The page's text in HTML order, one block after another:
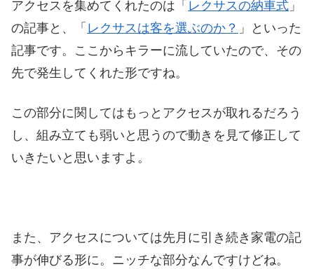
アクセスを集めてくれたのは「レクサスの納車式 」
の記事と、「レクサスは客を選ぶのか？ 」といった
記事です。ここからキラーに流していたので、その
先で発生してくれた形ですね。
この部分に関してはもっとアクセスが取れるだろう
し、組み立ても弱いと思うので動きを見て修正して
いきたいと思いますよ。
また、アクセスについては先月に引き続き家電の記
事が伸びる形に。ニッチな部分なんですけどね。